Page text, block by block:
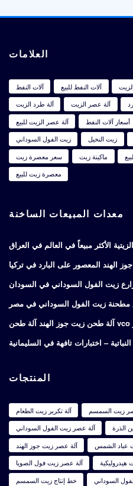
العلامات
آلات النفط آلات النفط للبيع
آلة طرد الزيت
آلة عصر الزيت
آلة عصر الزيت للبيع
أسعار آلات النفط
زيت الفول السوداني
زيت النخيل
سعر معصرة زيت
ماكينة زيت
معصرة زيت للبيع
معدات المبيعات الساخنة
الأكثر مبيعاً في العالم في العراق
الهند المعصور على البارد في تركيا
زيت الفول السوداني في السودان
مطحنة زيت الفول السوداني في مصر
– اختبارات تافهة في السليمانية
المنتجات
آلة تكرير زيت الطعام زيت السمسم
آلة عصر زيت الفول السوداني
الذرة
آلة عصر زيت جوز الهند
عباد الشمس
آلة عصر زيت فول الصويا
خط إنتاج زيت السمسم
السوداني